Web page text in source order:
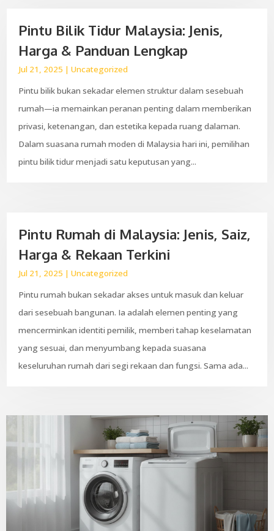
Pintu Bilik Tidur Malaysia: Jenis,
Harga & Panduan Lengkap
Jul 21, 2025 |Uncategorized
Pintu bilik bukan sekadar elemen struktur dalam sesebuah
rumah—ia memainkan peranan penting dalam memberikan
privasi, ketenangan, dan estetika kepada ruang dalaman.
Dalam suasana rumah moden di Malaysia hari ini, pemilihan
pintu bilik tidur menjadi satu keputusan yang...
Pintu Rumah di Malaysia: Jenis, Saiz,
Harga & Rekaan Terkini
Jul 21, 2025 |Uncategorized
Pintu rumah bukan sekadar akses untuk masuk dan keluar
dari sesebuah bangunan. Ia adalah elemen penting yang
mencerminkan identiti pemilik, memberi tahap keselamatan
yang sesuai, dan menyumbang kepada suasana
keseluruhan rumah dari segi rekaan dan fungsi. Sama ada...